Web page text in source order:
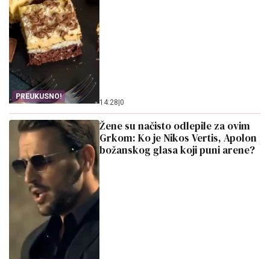
PREUKUSNO!
14:28|0
Žene su načisto odlepile za ovim
Grkom: Ko je Nikos Vertis, Apolon
božanskog glasa koji puni arene?